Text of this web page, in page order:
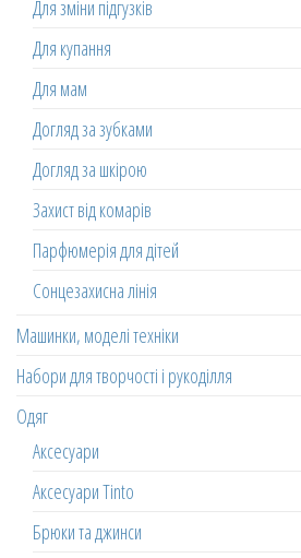
Для зміни підгузків
Для купання
Для мам
Догляд за зубками
Догляд за шкірою
Захист від комарів
Парфюмерія для дітей
Сонцезахисна лінія
Машинки, моделі техніки
Набори для творчості і рукоділля
Одяг
Аксесуари
Аксесуари Tinto
Брюки та джинси